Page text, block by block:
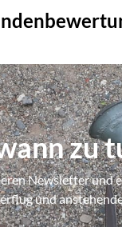
zu
Newsletter und
und